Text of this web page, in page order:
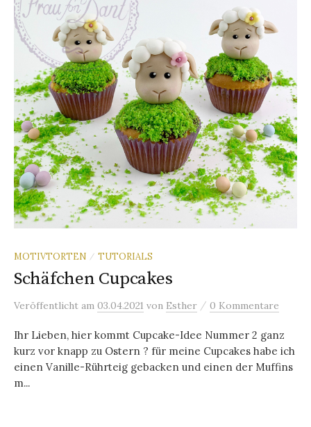
n
a
c
h
:
MOTIVTORTEN / TUTORIALS
Schäfchen Cupcakes
Veröffentlicht am 03.04.2021 von Esther / 0 Kommentare
Ihr Lieben, hier kommt Cupcake-Idee Nummer 2 ganz
kurz vor knapp zu Ostern ? für meine Cupcakes habe ich
einen Vanille-Rührteig gebacken und einen der Muffins
m...